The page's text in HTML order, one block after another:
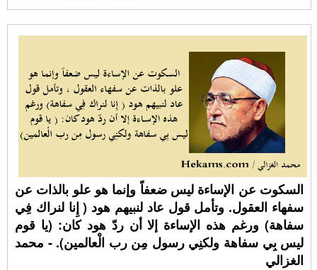
السكوت عن الإساءة ليس ضعفاً وإنما هو علو بالذات عن
سفهاء العقول. وتأمل قول عاد لنبيهم هود ( إِنا لنراك فِي
سفاهة) ورغم هذه الإساءة إلا أن ردّ هود كان: (يا قوم
ليس بِي سفاهة ولكنِي رسول مِن رب الْعالمين). - محمد
الغزالي